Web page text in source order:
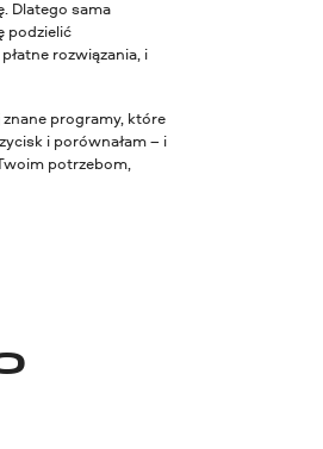
Dlatego sama
podzielić
rozwiązania, i
programy, które
i porównałam – i
potrzebom,